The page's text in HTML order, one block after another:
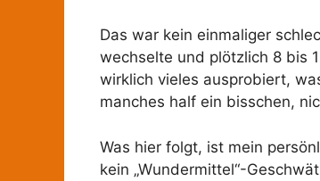
Das war kein einmaliger
wechselte und plötzlich 8 bis
wirklich vieles ausprobiert,
manches half ein bisschen,
Was hier folgt, ist mein
kein „Wundermittel“-